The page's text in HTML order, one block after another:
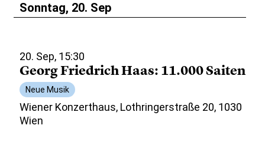
Sonntag, 20. Sep
20. Sep, 15:30
Georg Friedrich Haas: 11.000 Saiten
Neue Musik
Wiener Konzerthaus, Lothringerstraße 20, 1030
Wien